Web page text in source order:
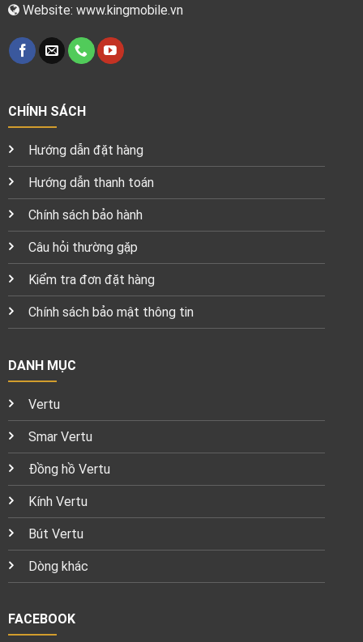
Website: www.kingmobile.vn
CHÍNH SÁCH
Hướng dẫn đặt hàng
Hướng dẫn thanh toán
Chính sách bảo hành
Câu hỏi thường gặp
Kiểm tra đơn đặt hàng
Chính sách bảo mật thông tin
DANH MỤC
Vertu
Smar Vertu
Đồng hồ Vertu
Kính Vertu
Bút Vertu
Dòng khác
FACEBOOK